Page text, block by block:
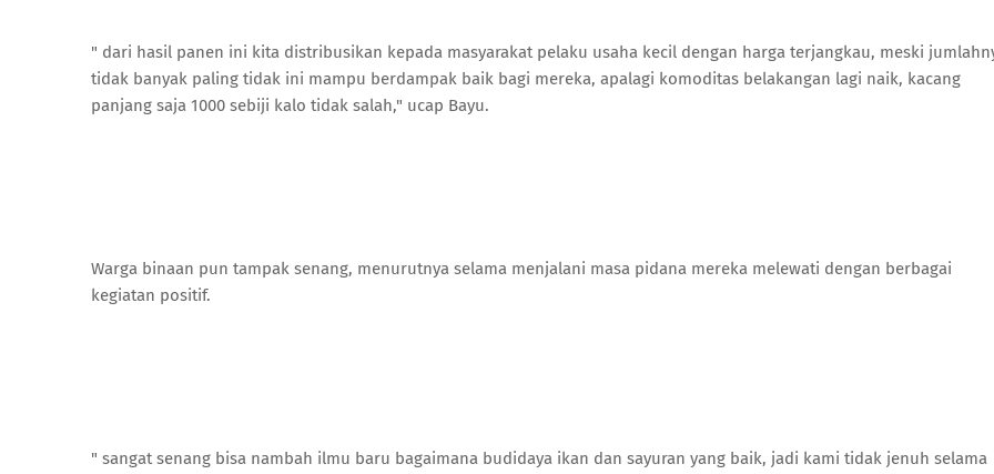
" dari hasil panen ini kita distribusikan kepada masyarakat pelaku usaha kecil dengan harga terjangkau, meski
tidak banyak paling tidak ini mampu berdampak baik bagi mereka, apalagi komoditas belakangan lagi naik, kacang
panjang saja 1000 sebiji kalo tidak salah," ucap Bayu.
Warga binaan pun tampak senang, menurutnya selama menjalani masa pidana mereka melewati dengan berbagai
kegiatan positif.
" sangat senang bisa nambah ilmu baru bagaimana budidaya ikan dan sayuran yang baik, jadi kami tidak jenuh selama